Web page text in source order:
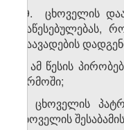
19. ცხოველის
დაწესებულებას,
დაავადების
ა) ამ წესის
ორმოში;
ბ) ცხოველის
ცხოველის